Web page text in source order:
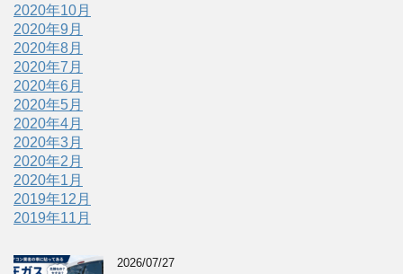
2020年10月
2020年9月
2020年8月
2020年7月
2020年6月
2020年5月
2020年4月
2020年3月
2020年2月
2020年1月
2019年12月
2019年11月
2026/07/27